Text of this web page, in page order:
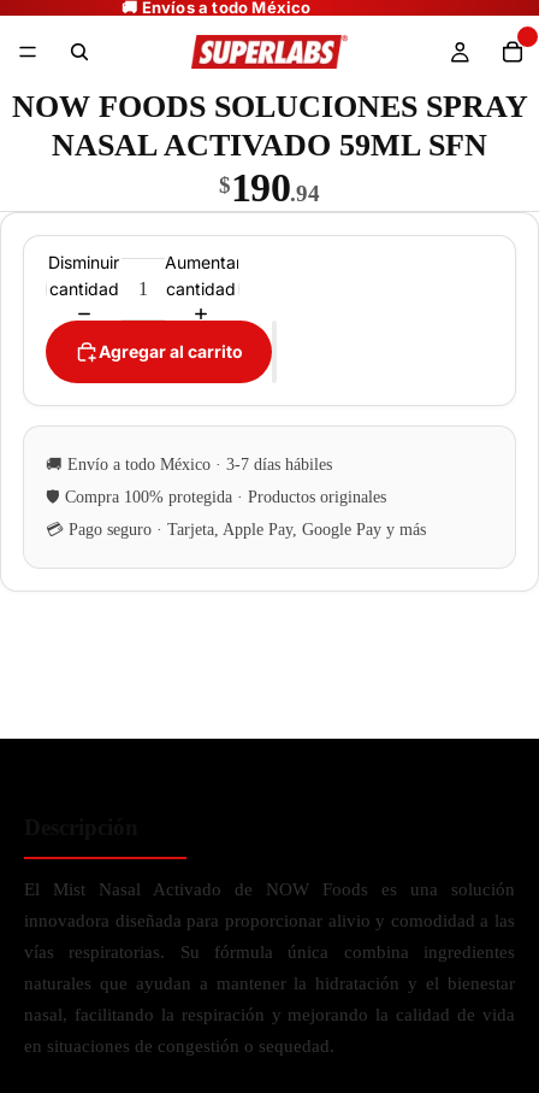
NOW FOODS SOLUCIONES SPRAY
NASAL ACTIVADO 59ML SFN
$190.94
Disminuir
cantidad
Aumentar
cantidad
Agregar al carrito
El Mist Nasal Activado de NOW Foods es una solución
innovadora diseñada para proporcionar alivio y comodidad a las
vías respiratorias. Su fórmula única combina ingredientes
naturales que ayudan a mantener la hidratación y el bienestar
nasal, facilitando la respiración y mejorando la calidad de vida
en situaciones de congestión o sequedad.